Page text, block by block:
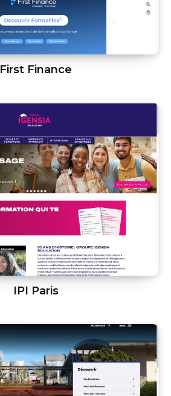
First Finance
IPI Paris